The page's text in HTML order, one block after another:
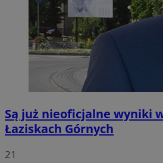
Są już nieoficjalne wyniki
Łaziskach Górnych
21